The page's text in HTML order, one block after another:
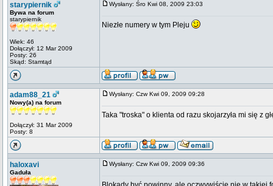
starypiernik
Bywa na forum
starypiernik
Wiek: 46
Dołączył: 12 Mar 2009
Posty: 26
Skąd: Stamtąd
Wysłany: Śro Kwi 08, 2009 23:03
Niezłe numery w tym Pleju
adam88_21
Nowy(a) na forum
Dołączył: 31 Mar 2009
Posty: 8
Wysłany: Czw Kwi 09, 2009 09:28
Taka "troska" o klienta od razu skojarzyła mi się z
haloxavi
Gaduła
Wysłany: Czw Kwi 09, 2009 09:36